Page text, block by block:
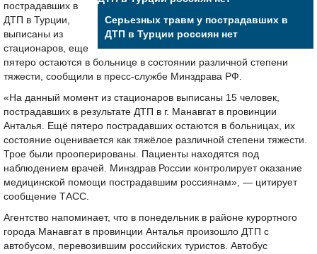
Серьезных травм у пострадавших в
ДТП в Турции россиян нет
пострадавших в
ДТП в Турции,
выписаны из
стационаров, еще
пятеро остаются в больнице в состоянии различной степени
тяжести, сообщили в пресс-службе Минздрава РФ.
«На данный момент из стационаров выписаны 15 человек,
пострадавших в результате ДТП в г. Манавгат в провинции
Анталья. Ещё пятеро пострадавших остаются в больницах, их
состояние оценивается как тяжёлое различной степени тяжести.
Трое были прооперированы. Пациенты находятся под
наблюдением врачей. Минздрав России контролирует оказание
медицинской помощи пострадавшим россиянам», — цитирует
сообщение ТАСС.
Агентство напоминает, что в понедельник в районе курортного
города Манавгат в провинции Анталья произошло ДТП с
автобусом, перевозившим российских туристов. Автобус